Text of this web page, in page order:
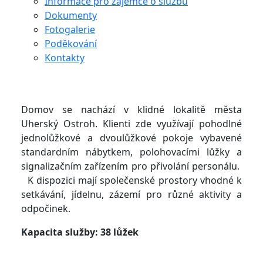
Dokumenty
Fotogalerie
Poděkování
Kontakty
Domov se nachází v klidné lokalitě města
Uherský Ostroh. Klienti zde využívají pohodlné
jednolůžkové a dvoulůžkové pokoje vybavené
standardním nábytkem, polohovacími lůžky a
signalizačním zařízením pro přivolání personálu.
K dispozici mají společenské prostory vhodné k
setkávání, jídelnu, zázemí pro různé aktivity a
odpočinek.
Kapacita služby: 38 lůžek